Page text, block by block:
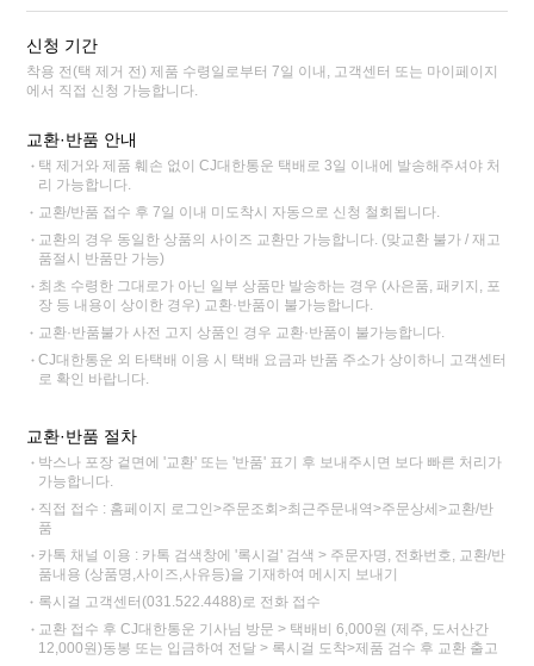
신청 기간
착용 전(택 제거 전) 제품 수령일로부터 7일 이내, 고객센터 또는 마이페이지
에서 직접 신청 가능합니다.
교환·반품 안내
택 제거와 제품 훼손 없이 CJ대한통운 택배로 3일 이내에 발송해주셔야 처
리 가능합니다.
교환/반품 접수 후 7일 이내 미도착시 자동으로 신청 철회됩니다.
교환의 경우 동일한 상품의 사이즈 교환만 가능합니다. (맞교환 불가 / 재고
품절시 반품만 가능)
최초 수령한 그대로가 아닌 일부 상품만 발송하는 경우 (사은품, 패키지, 포
장 등 내용이 상이한 경우) 교환·반품이 불가능합니다.
교환·반품불가 사전 고지 상품인 경우 교환·반품이 불가능합니다.
CJ대한통운 외 타택배 이용 시 택배 요금과 반품 주소가 상이하니 고객센터
로 확인 바랍니다.
교환·반품 절차
박스나 포장 겉면에 '교환' 또는 '반품' 표기 후 보내주시면 보다 빠른 처리가
가능합니다.
직접 접수 : 홈페이지 로그인>주문조회>최근주문내역>주문상세>교환/반
품
카톡 채널 이용 : 카톡 검색창에 '록시걸' 검색 > 주문자명, 전화번호, 교환/반
품내용 (상품명,사이즈,사유등)을 기재하여 메시지 보내기
록시걸 고객센터(031.522.4488)로 전화 접수
교환 접수 후 CJ대한통운 기사님 방문 > 택배비 6,000원 (제주, 도서산간
12,000원)동봉 또는 입금하여 전달 > 록시걸 도착>제품 검수 후 교환 출고